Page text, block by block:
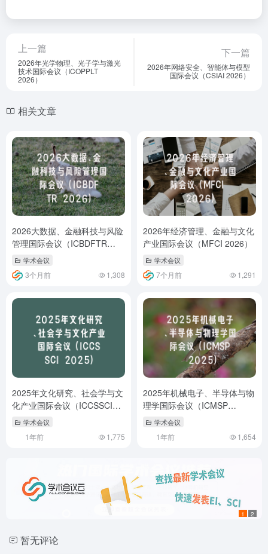
上一篇
2026年光学物理、光子学与激光
技术国际会议（ICOPPLT
2026）
下一篇
2026年网络安全、智能体与模型
国际会议（CSIAI 2026）
相关文章
2026大数据、金融科技与风险
管理国际会议（ICBDFTR
2026）
学术会议
3个月前 1,308
2026年经济管理、金融与文化
产业国际会议（MFCI 2026）
学术会议
7个月前 1,291
2025年文化研究、社会学与文
化产业国际会议（ICCSSCI
2025）
学术会议
1年前 1,775
2025年机械电子、半导体与物
理学国际会议（ICMSP
2025）
学术会议
1年前 1,654
1 2
暂无评论